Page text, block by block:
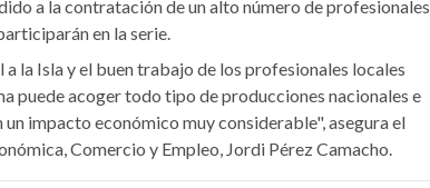
a la contratación de un alto número de profesionales
en la serie.
la Isla y el buen trabajo de los profesionales locales
puede acoger todo tipo de producciones nacionales e
un impacto económico muy considerable", asegura el
Comercio y Empleo, Jordi Pérez Camacho.